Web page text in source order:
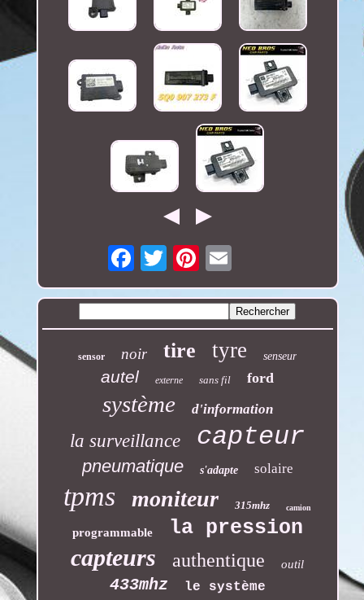
Email
sensor noir tire tyre senseur
autel externe sans fil ford
système d'information
la surveillance capteur
pneumatique s'adapte solaire
tpms moniteur 315mhz camion
programmable la pression
capteurs authentique outil
433mhz le système